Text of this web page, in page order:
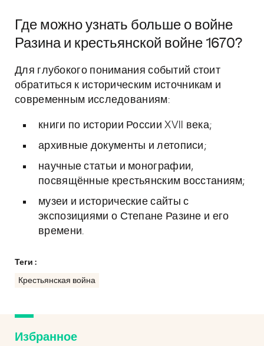
Где можно узнать больше о войне
Разина и крестьянской войне 1670?
Для глубокого понимания событий стоит
обратиться к историческим источникам и
современным исследованиям:
книги по истории России XVII века;
архивные документы и летописи;
научные статьи и монографии,
посвящённые крестьянским восстаниям;
музеи и исторические сайты с
экспозициями о Степане Разине и его
времени.
Теги :
Крестьянская война
Избранное